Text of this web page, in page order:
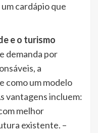
cardápio que
e o turismo
demanda por
a
como um modelo
vantagens incluem:
melhor
existente. –